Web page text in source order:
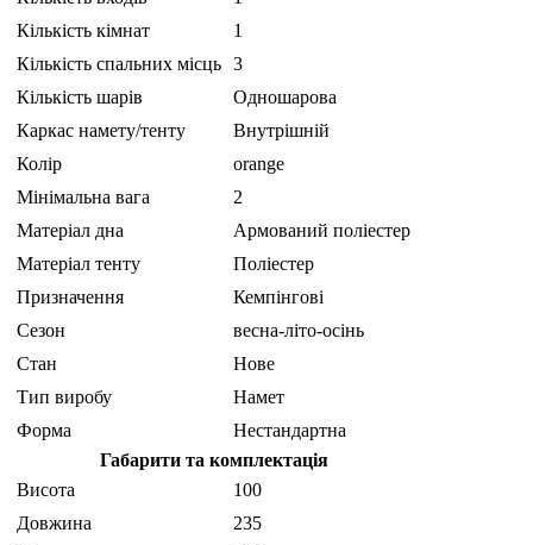
Кількість кімнат
1
Кількість спальних місць 3
Кількість шарів
Одношарова
Каркас намету/тенту
Внутрішній
Колір
orange
Мінімальна вага
2
Матеріал дна
Армований поліестер
Матеріал тенту
Поліестер
Призначення
Кемпінгові
Сезон
весна-літо-осінь
Стан
Нове
Тип виробу
Намет
Форма
Нестандартна
Габарити та комплектація
Висота
100
Довжина
235